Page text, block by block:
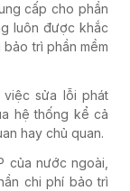
cấp cho phần
luôn được khắc
trì phần mềm
việc sửa lỗi phát
hệ thống kể cả
hay chủ quan.
của nước ngoài,
chi phí bảo trì